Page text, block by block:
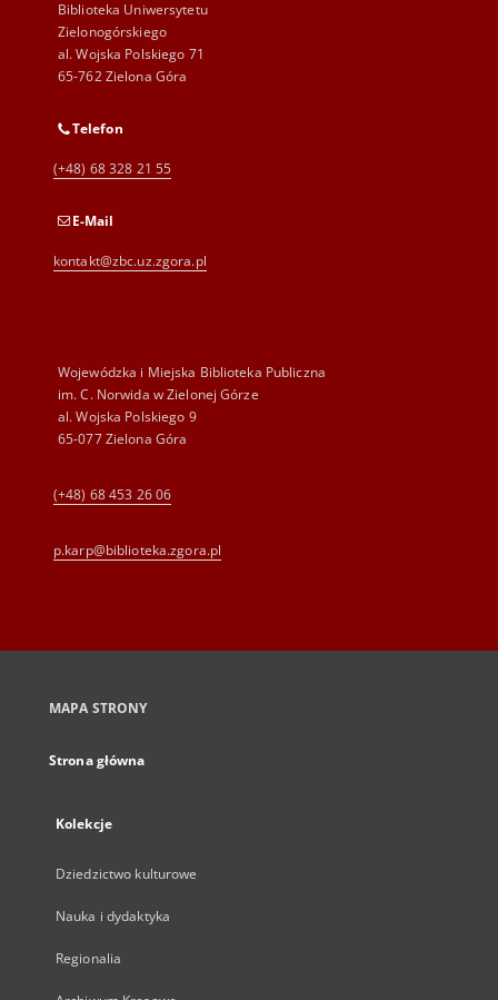
Biblioteka Uniwersytetu
Zielonogórskiego
al. Wojska Polskiego 71
65-762 Zielona Góra
Telefon
(+48) 68 328 21 55
E-Mail
kontakt@zbc.uz.zgora.pl
Wojewódzka i Miejska Biblioteka Publiczna
im. C. Norwida w Zielonej Górze
al. Wojska Polskiego 9
65-077 Zielona Góra
(+48) 68 453 26 06
p.karp@biblioteka.zgora.pl
MAPA STRONY
Strona główna
Kolekcje
Dziedzictwo kulturowe
Nauka i dydaktyka
Regionalia